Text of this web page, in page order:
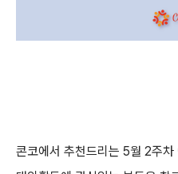
콘코에서 추천드리는 5월 2주차